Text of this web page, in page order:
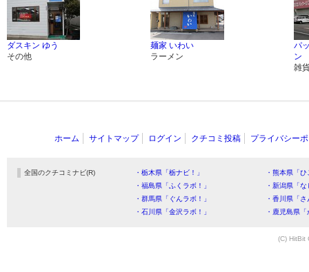
ダスキン ゆう
その他
麺家 いわい
ラーメン
パ
ン
雑
ホーム サイトマップ ログイン クチコミ投稿 プライバシー
全国のクチコミナビ(R) ・栃木県「栃ナビ！」
・熊本県「
・福島県「ふくラボ！」
・新潟県「
・群馬県「ぐんラボ！」
・香川県「
・石川県「金沢ラボ！」
・鹿児島県
(C) HitBit